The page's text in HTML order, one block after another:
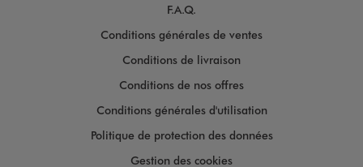
F.A.Q.
Conditions générales de ventes
Conditions de livraison
Conditions de nos offres
Conditions générales d'utilisation
Politique de protection des données
Gestion des cookies